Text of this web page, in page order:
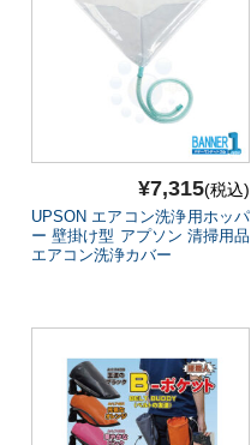
清掃用機械
施設用品
厨房消耗品
介護用品
安全用品
会社案内
ご利用案内
¥7,315(税込)
UPSON エアコン洗浄用ホッパ
ー 壁掛け型 アプソン 清掃用品
エアコン洗浄カバー